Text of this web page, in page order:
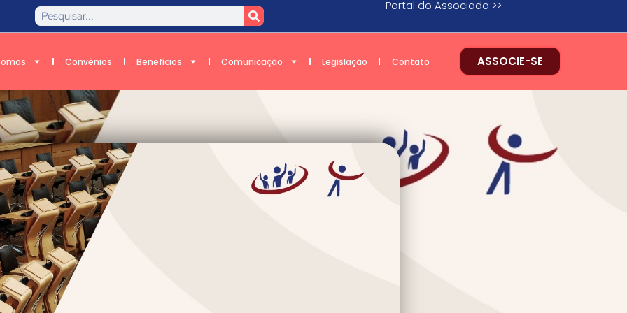
Portal do Associado >>
Convênios Benefícios Comunicação Legislação Contato ASSOCIE-SE